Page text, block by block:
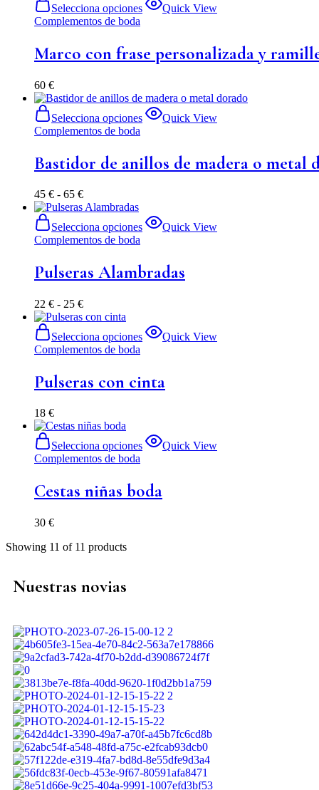
Selecciona opciones
Quick View
Complementos de boda
Marco con frase personalizada y
60 €
Selecciona opciones
Quick View
Complementos de boda
Bastidor de anillos de madera o metal
45 € - 65 €
Selecciona opciones
Quick View
Complementos de boda
Pulseras Alambradas
22 € - 25 €
Selecciona opciones
Quick View
Complementos de boda
Pulseras con cinta
18 €
Selecciona opciones
Quick View
Complementos de boda
Cestas niñas boda
30 €
Showing 11 of 11 products
Nuestras novias